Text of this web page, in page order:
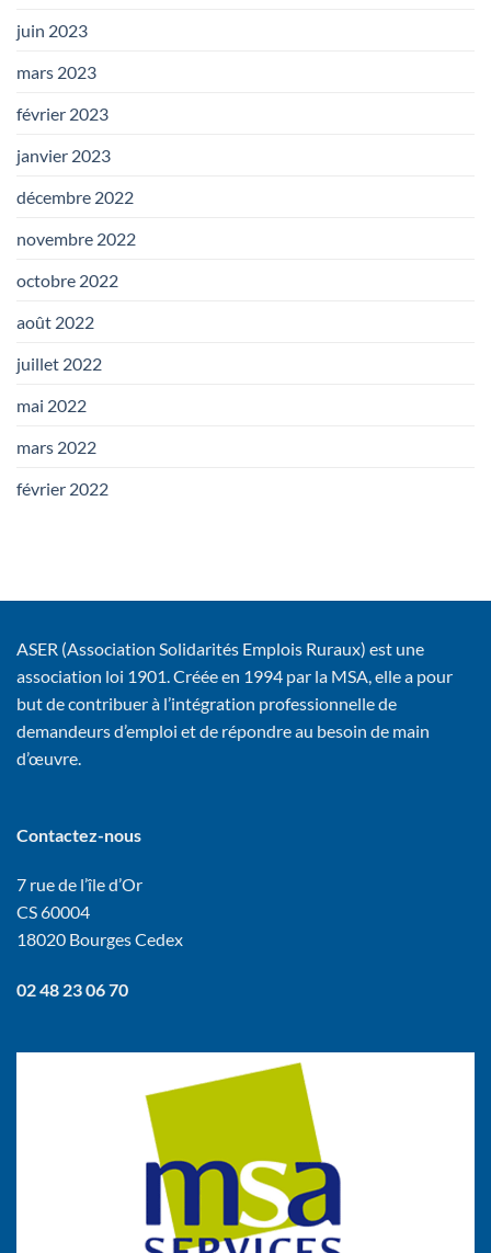
juin 2023
mars 2023
février 2023
janvier 2023
décembre 2022
novembre 2022
octobre 2022
août 2022
juillet 2022
mai 2022
mars 2022
février 2022
ASER (Association Solidarités Emplois Ruraux) est une
association loi 1901. Créée en 1994 par la MSA, elle a pour
but de contribuer à l’intégration professionnelle de
demandeurs d’emploi et de répondre au besoin de main
d’œuvre.
Contactez-nous
7 rue de l’île d’Or
CS 60004
18020 Bourges Cedex
02 48 23 06 70